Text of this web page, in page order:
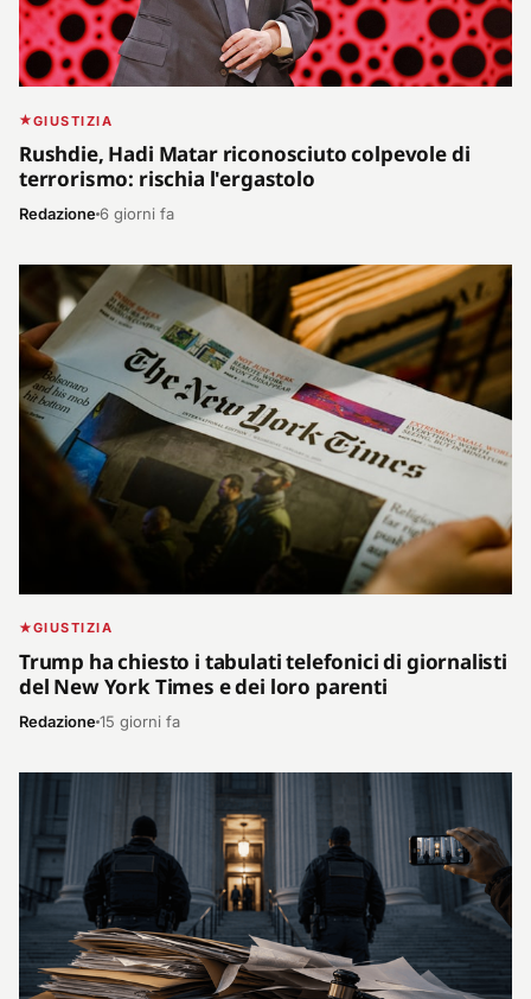
GIUSTIZIA
Rushdie, Hadi Matar riconosciuto colpevole di
terrorismo: rischia l'ergastolo
Redazione6 giorni fa
GIUSTIZIA
Trump ha chiesto i tabulati telefonici di giornalisti
del New York Times e dei loro parenti
Redazione15 giorni fa